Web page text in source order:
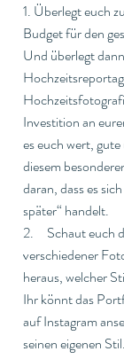
1. Überlegt euch
Budget für den
Und überlegt
Investition an
es euch wert,
diesem
daran, dass es
später“ handelt.
2.     Schaut
verschiedener
heraus, welcher
Ihr könnt das
auf Instagram
seinen eigenen